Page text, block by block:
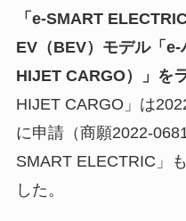
「e-SMART
EV（BEV）モデル「
HIJET CARGO）」を
HIJET CARGO」は
に申請（商願2022-
SMART ELECTRIC」
した。